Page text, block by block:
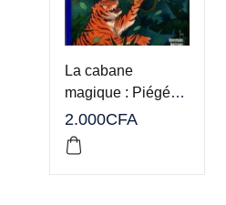
La cabane
magique : Piégés
dans la jungle
2.000CFA